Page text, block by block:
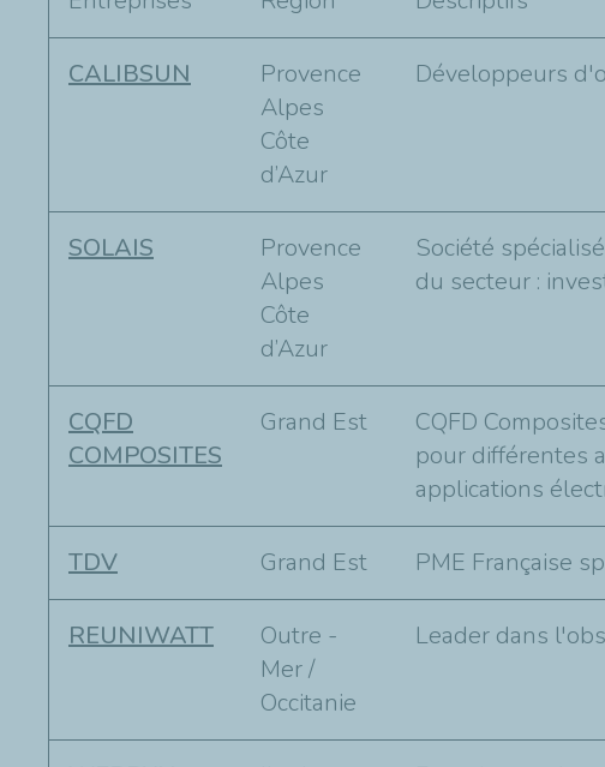
CALIBSUN
Provence
Alpes
Côte
d’Azur
Développeurs
SOLAIS
Provence
Alpes
Côte
d’Azur
Société
du secteur :
CQFD
COMPOSITES
Grand Est
CQFD
pour différentes
applications
TDV Grand Est PME Française
REUNIWATT
Outre -
Mer /
Occitanie
Leader dans